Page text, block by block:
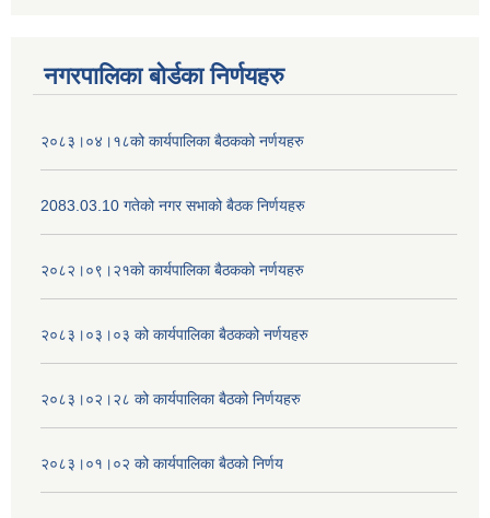
नगरपालिका बोर्डका निर्णयहरु
२०८३।०४।१८को कार्यपालिका बैठकको नर्णयहरु
2083.03.10 गतेको नगर सभाको बैठक निर्णयहरु
२०८२।०९।२१को कार्यपालिका बैठकको नर्णयहरु
२०८३।०३।०३ को कार्यपालिका बैठकको नर्णयहरु
२०८३।०२।२८ को कार्यपालिका बैठको निर्णयहरु
२०८३।०१।०२ को कार्यपालिका बैठको निर्णय